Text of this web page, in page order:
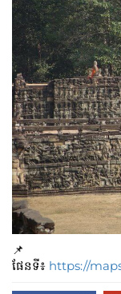
📌
ផែនទី៖ https://